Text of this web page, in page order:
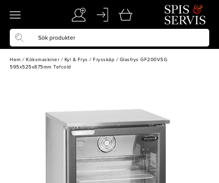
Hem / Köksmaskiner / Kyl & Frys / Frysskåp / Glasfrys GF200VSG
595x525x875mm Tefcold